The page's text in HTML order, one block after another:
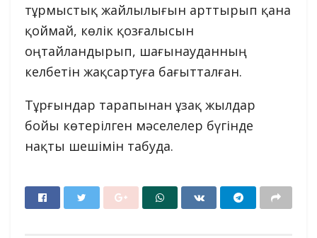
тұрмыстық жайлылығын арттырып қана
қоймай, көлік қозғалысын
оңтайландырып, шағынауданның
келбетін жақсартуға бағытталған.
Тұрғындар тарапынан ұзақ жылдар
бойы көтерілген мәселелер бүгінде
нақты шешімін табуда.